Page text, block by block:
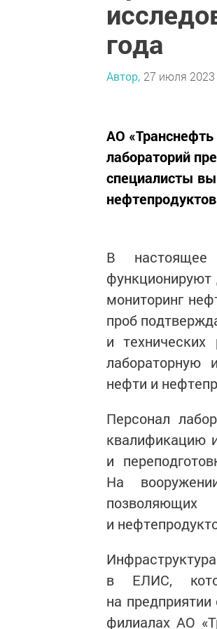
года
Автор, 27 июля 2023
АО
лабораторий
специалисты
В настоящее
мониторинг
проб
и
лабораторную
нефти и
Персонал
квалификацию
и
На
и
в ЕЛИС,
на
филиалах АО